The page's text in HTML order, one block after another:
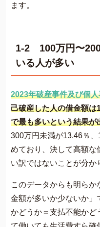
ます。
1-2 100万円〜
いる人が多い
2023年破産事件及び個
己破産した人の借金額
で最も多いという結果が
300万円未満が13.46％
めており、決して高額な
い訳ではないことが分か
このデータからも明ら
金額が多いか少ないか」
かどうか＝支払不能かど